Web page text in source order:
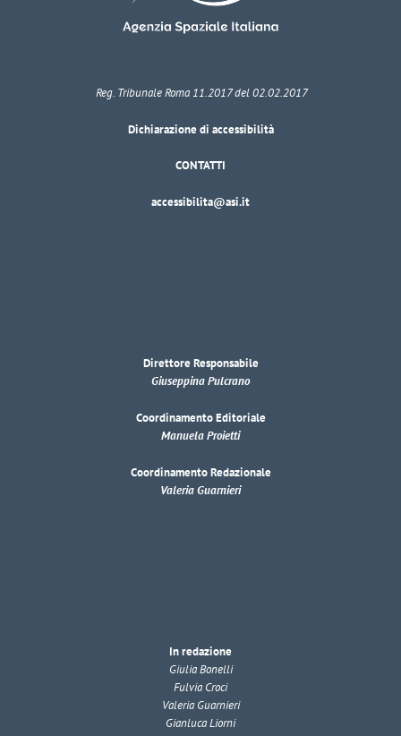
Reg. Tribunale Roma 11.2017 del 02.02.2017
Dichiarazione di accessibilità
CONTATTI
accessibilita@asi.it
Direttore Responsabile
Giuseppina Pulcrano
Coordinamento Editoriale
Manuela Proietti
Coordinamento Redazionale
Valeria Guarnieri
In redazione
Giulia Bonelli
Fulvia Croci
Valeria Guarnieri
Gianluca Liorni